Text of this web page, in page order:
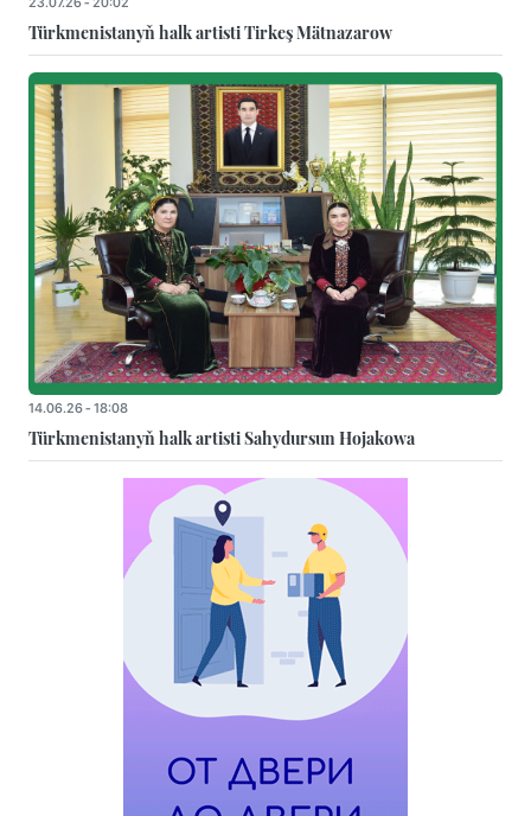
Türkmenistanyň halk artisti Tirkeş Mätnazarow
14.06.26 - 18:08
Türkmenistanyň halk artisti Sahydursun Hojakowa